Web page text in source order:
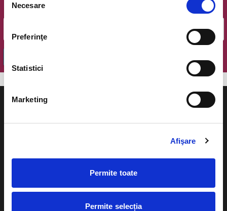
consimțământului
Necesare
Preferinţe
Statistici
Marketing
Afişare
Permite toate
Permite selecția
Email
Cum comand bilete?